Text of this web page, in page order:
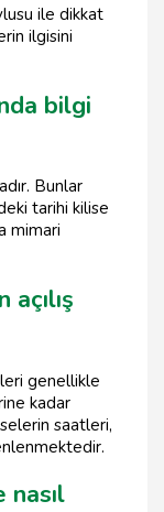
ile dikkat
ilgisini
bilgi
Bunlar
tarihi kilise
mimari
genellikle
kadar
saatleri,